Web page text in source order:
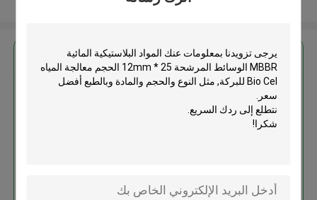
احصل على افضل سعر ل